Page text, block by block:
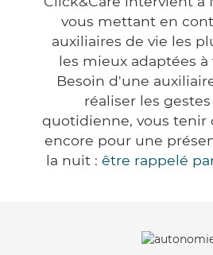
vous mettant en
auxiliaires de vie les
les mieux adaptées à
Besoin d'une
réaliser les
quotidienne, vous tenir
encore pour une
la nuit : être rappelé